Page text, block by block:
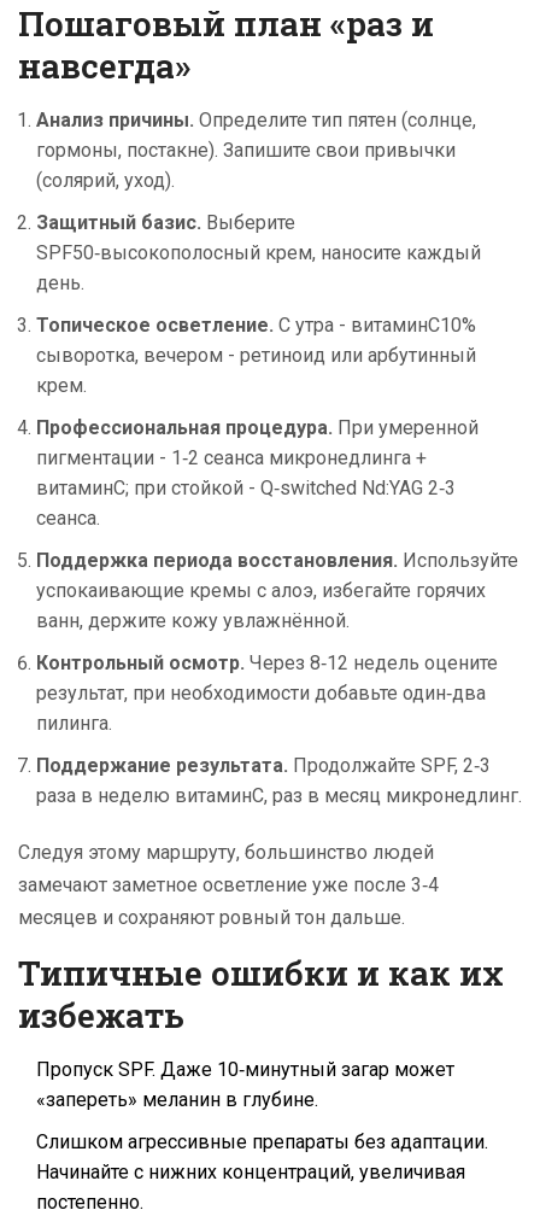
Пошаговый план «раз и
навсегда»
Анализ причины. Определите тип пятен (солнце,
гормоны, постакне). Запишите свои привычки
(солярий, уход).
Защитный базис. Выберите
SPF50‑высокополосный крем, наносите каждый
день.
Топическое осветление. С утра - витаминC10%
сыворотка, вечером - ретиноид или арбутинный
крем.
Профессиональная процедура. При умеренной
пигментации - 1‑2 сеанса микронедлинга +
витаминC; при стойкой - Q‑switched Nd:YAG 2‑3
сеанса.
Поддержка периода восстановления. Используйте
успокаивающие кремы с алоэ, избегайте горячих
ванн, держите кожу увлажнённой.
Контрольный осмотр. Через 8‑12 недель оцените
результат, при необходимости добавьте один‑два
пилинга.
Поддержание результата. Продолжайте SPF, 2‑3
раза в неделю витаминC, раз в месяц микронедлинг.
Следуя этому маршруту, большинство людей
замечают заметное осветление уже после 3‑4
месяцев и сохраняют ровный тон дальше.
Типичные ошибки и как их
избежать
Пропуск SPF. Даже 10‑минутный загар может
«запереть» меланин в глубине.
Слишком агрессивные препараты без адаптации.
Начинайте с нижних концентраций, увеличивая
постепенно.